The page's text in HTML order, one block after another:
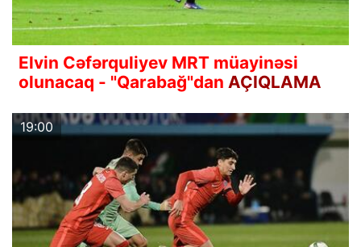
Elvin Cəfərquliyev MRT müayinəsi
olunacaq - "Qarabağ"dan AÇIQLAMA
19:00